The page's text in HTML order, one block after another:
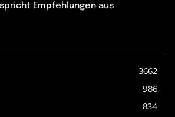
Empfehlungen aus
3662
986
834